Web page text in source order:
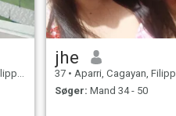
jhe
37 • Aparri, Cagayan, Filippinerne
Søger: Mand 34 - 50